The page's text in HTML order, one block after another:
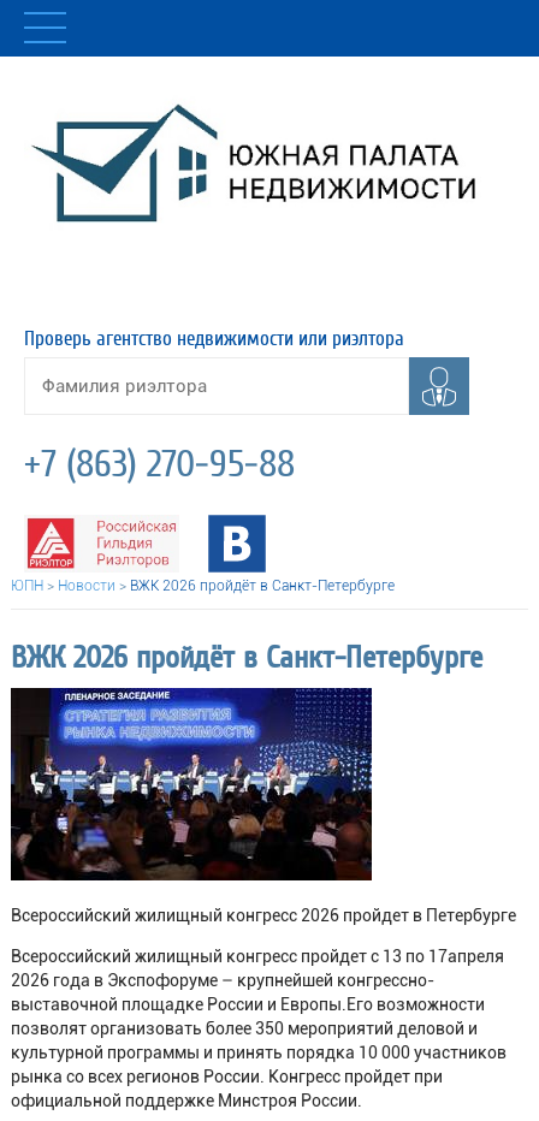
Проверь агентство недвижимости или риэлтора
+7 (863) 270-95-88
ЮПН > Новости > ВЖК 2026 пройдёт в Санкт-Петербурге
ВЖК 2026 пройдёт в Санкт-Петербурге
Всероссийский жилищный конгресс 2026 пройдет в Петербурге
Всероссийский жилищный конгресс пройдет с 13 по 17апреля
2026 года в Экспофоруме – крупнейшей конгрессно-
выставочной площадке России и Европы.Его возможности
позволят организовать более 350 мероприятий деловой и
культурной программы и принять порядка 10 000 участников
рынка со всех регионов России. Конгресс пройдет при
официальной поддержке Минстроя России.